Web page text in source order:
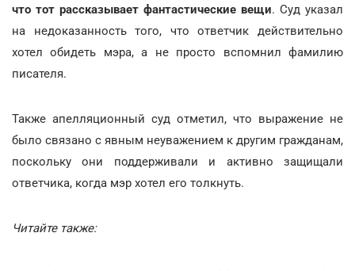
что тот рассказывает фантастические вещи. Суд указал
на недоказанность того, что ответчик действительно
хотел обидеть мэра, а не просто вспомнил фамилию
писателя.
Также апелляционный суд отметил, что выражение не
было связано с явным неуважением к другим гражданам,
поскольку они поддерживали и активно защищали
ответчика, когда мэр хотел его толкнуть.
Читайте также: